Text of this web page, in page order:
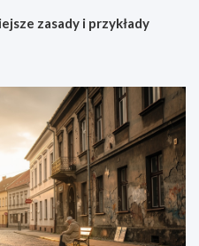
zasady i przykłady